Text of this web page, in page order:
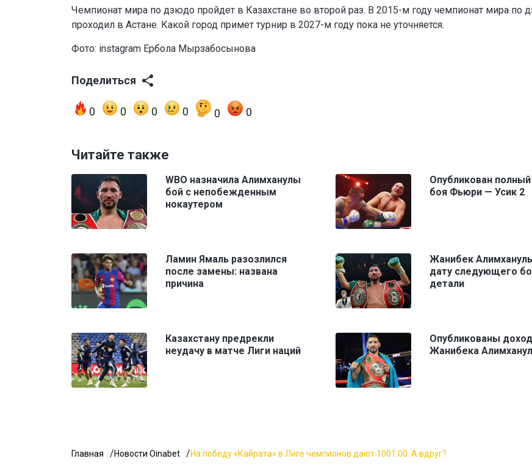
Чемпионат мира по дзюдо пройдет в Казахстане во второй раз. В 2015-м году чемпионат мира по
проходил в Астане. Какой город примет турнир в 2027-м году пока не уточняется.
Фото: instagram Ербола Мырзабосынова
Поделиться
0 0 0 0 0 0
Читайте также
WBO назначила Алимханулы
бой с непобежденным
нокаутером
Опубликован
боя Фьюри — Усик 2
Ламин Ямаль разозлился
после замены: названа
причина
Жанибек
дату следующего
детали
Казахстану предрекли
неудачу в матче Лиги наций
Опубликованы
Жанибека
Главная Новости Oinabet На победу «Кайрата» в Лиге чемпионов дают 1001.00. А вдруг?